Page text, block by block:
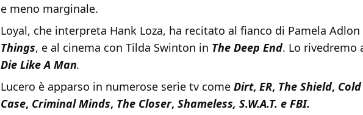
e meno marginale.
Loyal, che interpreta Hank Loza, ha recitato al fianco di Pamela Adlon
Things, e al cinema con Tilda Swinton in The Deep End. Lo rivedremo
Die Like A Man.
Lucero è apparso in numerose serie tv come Dirt, ER, The Shield, Cold
Case, Criminal Minds, The Closer, Shameless, S.W.A.T. e FBI.